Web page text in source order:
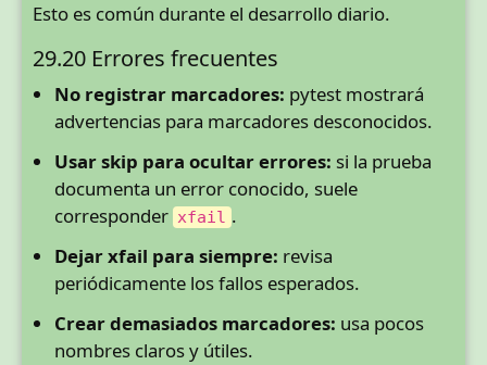
Esto es común durante el desarrollo diario.
29.20 Errores frecuentes
No registrar marcadores: pytest mostrará
advertencias para marcadores desconocidos.
Usar skip para ocultar errores: si la prueba
documenta un error conocido, suele
corresponder xfail .
Dejar xfail para siempre: revisa
periódicamente los fallos esperados.
Crear demasiados marcadores: usa pocos
nombres claros y útiles.